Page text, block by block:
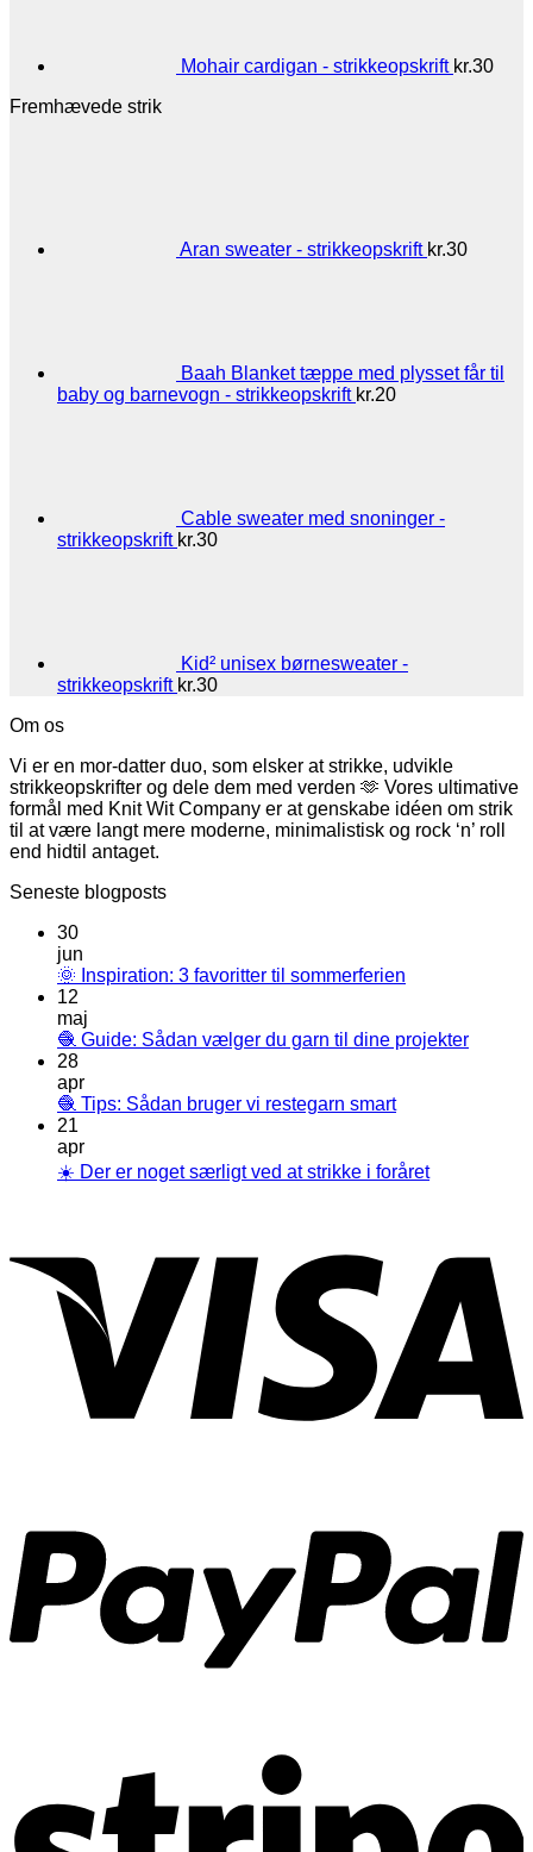
Mohair cardigan - strikkeopskrift kr.30
Fremhævede strik
Aran sweater - strikkeopskrift kr.30
Baah Blanket tæppe med plysset får til
baby og barnevogn - strikkeopskrift kr.20
Cable sweater med snoninger -
strikkeopskrift kr.30
Kid² unisex børnesweater -
strikkeopskrift kr.30
Om os
Vi er en mor-datter duo, som elsker at strikke, udvikle
strikkeopskrifter og dele dem med verden 🫶 Vores ultimative
formål med Knit Wit Company er at genskabe idéen om strik
til at være langt mere moderne, minimalistisk og rock ‘n’ roll
end hidtil antaget.
Seneste blogposts
30
jun
🌞 Inspiration: 3 favoritter til sommerferien
12
maj
🧶 Guide: Sådan vælger du garn til dine projekter
28
apr
🧶 Tips: Sådan bruger vi restegarn smart
21
apr
☀️ Der er noget særligt ved at strikke i foråret